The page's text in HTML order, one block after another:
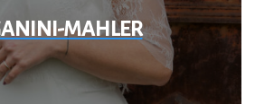
MAHLER